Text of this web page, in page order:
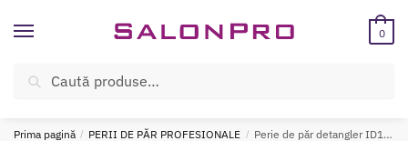
Caută
Caută
0
ÎNREGISTREAZĂ-TE SI BENEFICIEAZĂ DE CADOURI ȘI REDUCERI
Prima pagină / PERII DE PĂR PROFESIONALE / Perie de păr detangler ID1848 Holiday Iced Olivia Garden rose-gold